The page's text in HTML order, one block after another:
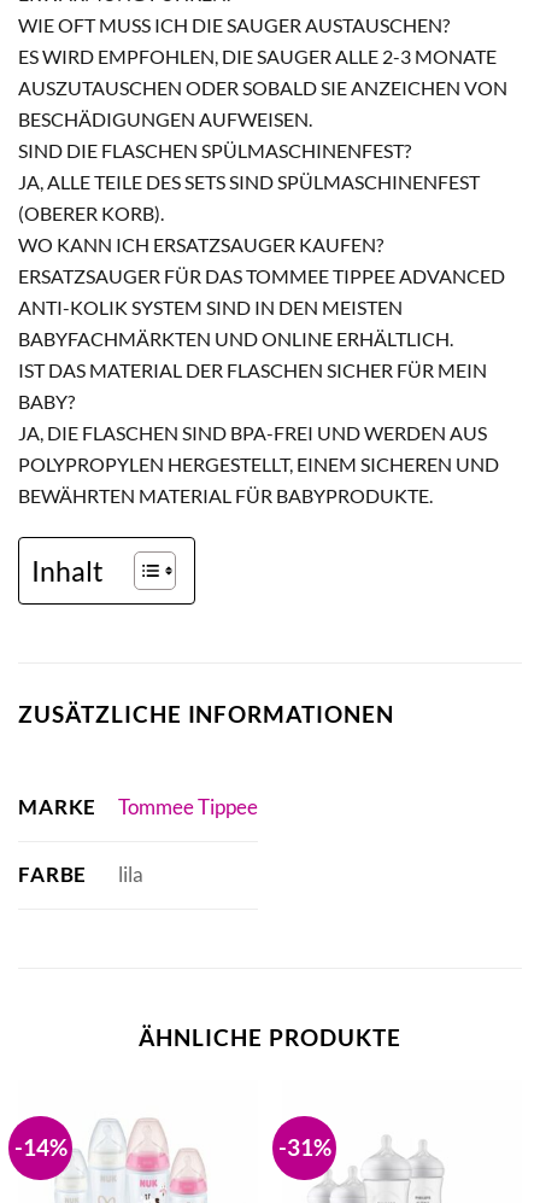
WIE OFT MUSS ICH DIE SAUGER AUSTAUSCHEN?
ES WIRD EMPFOHLEN, DIE SAUGER ALLE 2-3 MONATE
AUSZUTAUSCHEN ODER SOBALD SIE ANZEICHEN VON
BESCHÄDIGUNGEN AUFWEISEN.
SIND DIE FLASCHEN SPÜLMASCHINENFEST?
JA, ALLE TEILE DES SETS SIND SPÜLMASCHINENFEST
(OBERER KORB).
WO KANN ICH ERSATZSAUGER KAUFEN?
ERSATZSAUGER FÜR DAS TOMMEE TIPPEE ADVANCED
ANTI-KOLIK SYSTEM SIND IN DEN MEISTEN
BABYFACHMÄRKTEN UND ONLINE ERHÄLTLICH.
IST DAS MATERIAL DER FLASCHEN SICHER FÜR MEIN
BABY?
JA, DIE FLASCHEN SIND BPA-FREI UND WERDEN AUS
POLYPROPYLEN HERGESTELLT, EINEM SICHEREN UND
BEWÄHRTEN MATERIAL FÜR BABYPRODUKTE.
Inhalt
ZUSÄTZLICHE INFORMATIONEN
MARKE Tommee Tippee
FARBE lila
ÄHNLICHE PRODUKTE
-14% -31%